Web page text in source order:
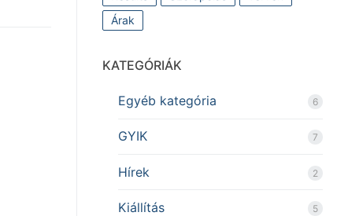
Árak
KATEGÓRIÁK
Egyéb kategória 6
GYIK 7
Hírek 2
Kiállítás 5